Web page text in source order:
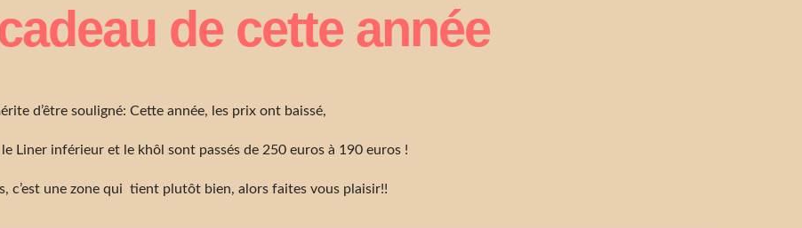
de cette année
d’être souligné: Cette année, les prix ont baissé,
le Liner inférieur et le khôl sont passés de 250 euros à 190 euros !
c’est une zone qui tient plutôt bien, alors faites vous plaisir!!